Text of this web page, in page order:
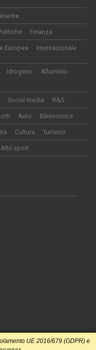
Finanza
Europea Internazionale
Idrogeno
Alluminio
Social media R&S
Auto Bikenomics
Cultura Turismo
Altri sport
UE 2016/679 (GDPR) e